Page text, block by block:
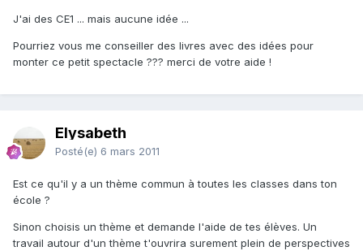
J'ai des CE1 ... mais aucune idée ...
Pourriez vous me conseiller des livres avec des idées pour
monter ce petit spectacle ??? merci de votre aide !
Elysabeth
Posté(e) 6 mars 2011
Est ce qu'il y a un thème commun à toutes les classes dans ton
école ?
Sinon choisis un thème et demande l'aide de tes élèves. Un
travail autour d'un thème t'ouvrira surement plein de perspectives